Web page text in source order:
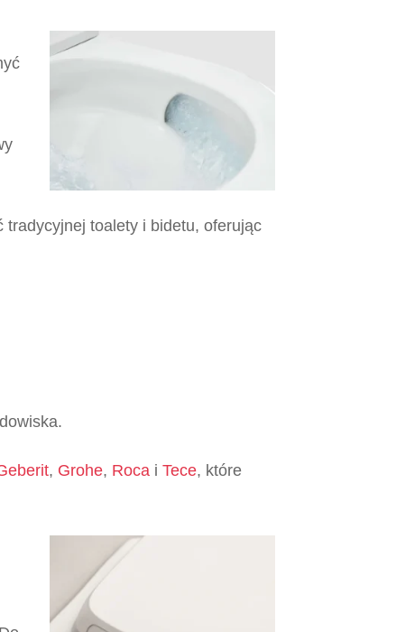
tradycyjnej toalety i bidetu, oferując
, Grohe, Roca iTece, które